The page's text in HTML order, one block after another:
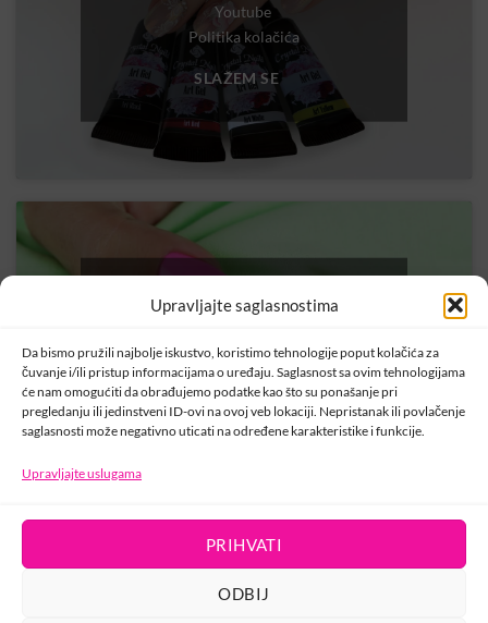
Upravljajte saglasnostima
Da bismo pružili najbolje iskustvo, koristimo tehnologije poput kolačića za
čuvanje i/ili pristup informacijama o uređaju. Saglasnost sa ovim tehnologijama
će nam omogućiti da obrađujemo podatke kao što su ponašanje pri
pregledanju ili jedinstveni ID-ovi na ovoj veb lokaciji. Nepristanak ili povlačenje
saglasnosti može negativno uticati na određene karakteristike i funkcije.
Upravljajte uslugama
PRIHVATI
ODBIJ
Youtube
Politika kolačića
SLAŽEM SE
Kliknite na „Slažem se“ da biste omogućili
Youtube
SLAŽEM SE
KONTAKT